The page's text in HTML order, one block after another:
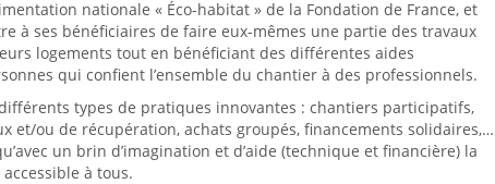
nationale « Éco-habitat » de la Fondation de France, et
à ses bénéficiaires de faire eux-mêmes une partie des travaux
logements tout en bénéficiant des différentes aides
qui confient l’ensemble du chantier à des professionnels.
types de pratiques innovantes : chantiers participatifs,
et/ou de récupération, achats groupés, financements solidaires,…
un brin d’imagination et d’aide (technique et financière) la
à tous.